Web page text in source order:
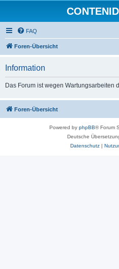
FAQ
Foren-Übersicht
Information
Das Forum ist wegen Wartungsarbeiten
Foren-Übersicht
Powered by phpBB® Forum
Deutsche
Datenschutz|